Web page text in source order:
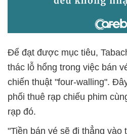
Để đạt được mục tiêu,
thác lỗ hổng trong việc bán
chiến thuật "four-walling".
phối thuê rạp chiếu phim
rạp đó.
"Tiền bán vé sẽ đi thẳng vào